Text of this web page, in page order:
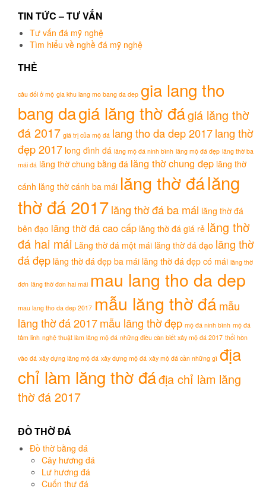
TIN TỨC – TƯ VẤN
Tư vấn đá mỹ nghệ
Tìm hiểu về nghề đá mỹ nghệ
THẺ
câu đối ở mộ gia khu lang mo bang da dep gia lang tho
bang dagiá lăng thờ đágiá lăng thờ
đá 2017 giá trị của mộ đá lang tho da dep 2017lang thờ
đẹp 2017 long đình đá lăng mộ đá ninh bình lăng mộ đá đẹp lăng thờ ba
mái đá lăng thờ chung bằng đá lăng thờ chung đẹp lăng thờ
cánh lăng thờ cánh ba mái lăng thờ đálăng
thờ đá 2017lăng thờ đá ba mái lăng thờ đá
bên đạo lăng thờ đá cao cấp lăng thờ đá giá rẻ lăng thờ
đá hai mái Lăng thờ đá một mái lăng thờ đá đạo lăng thờ
đá đẹp lăng thờ đá đẹp ba mái lăng thờ đá đẹp có mái lăng thờ
đơn lăng thờ đơn hai mái mau lang tho da dep
mau lang tho da dep 2017 mẫu lăng thờ đámẫu
lăng thờ đá 2017mẫu lăng thờ đẹp mộ đá ninh bình mộ đá
tâm linh nghệ thuật làm lăng mộ đá những điều cần biết xây mộ đá 2017 thổi hồn
vào đá xây dựng lăng mộ đá xây dựng mộ đá xây mộ đá cần những gì địa
chỉ làm lăng thờ đáđịa chỉ làm lăng
thờ đá 2017
ĐỒ THỜ ĐÁ
Đồ thờ bằng đá
Cây hương đá
Lư hương đá
Cuốn thư đá